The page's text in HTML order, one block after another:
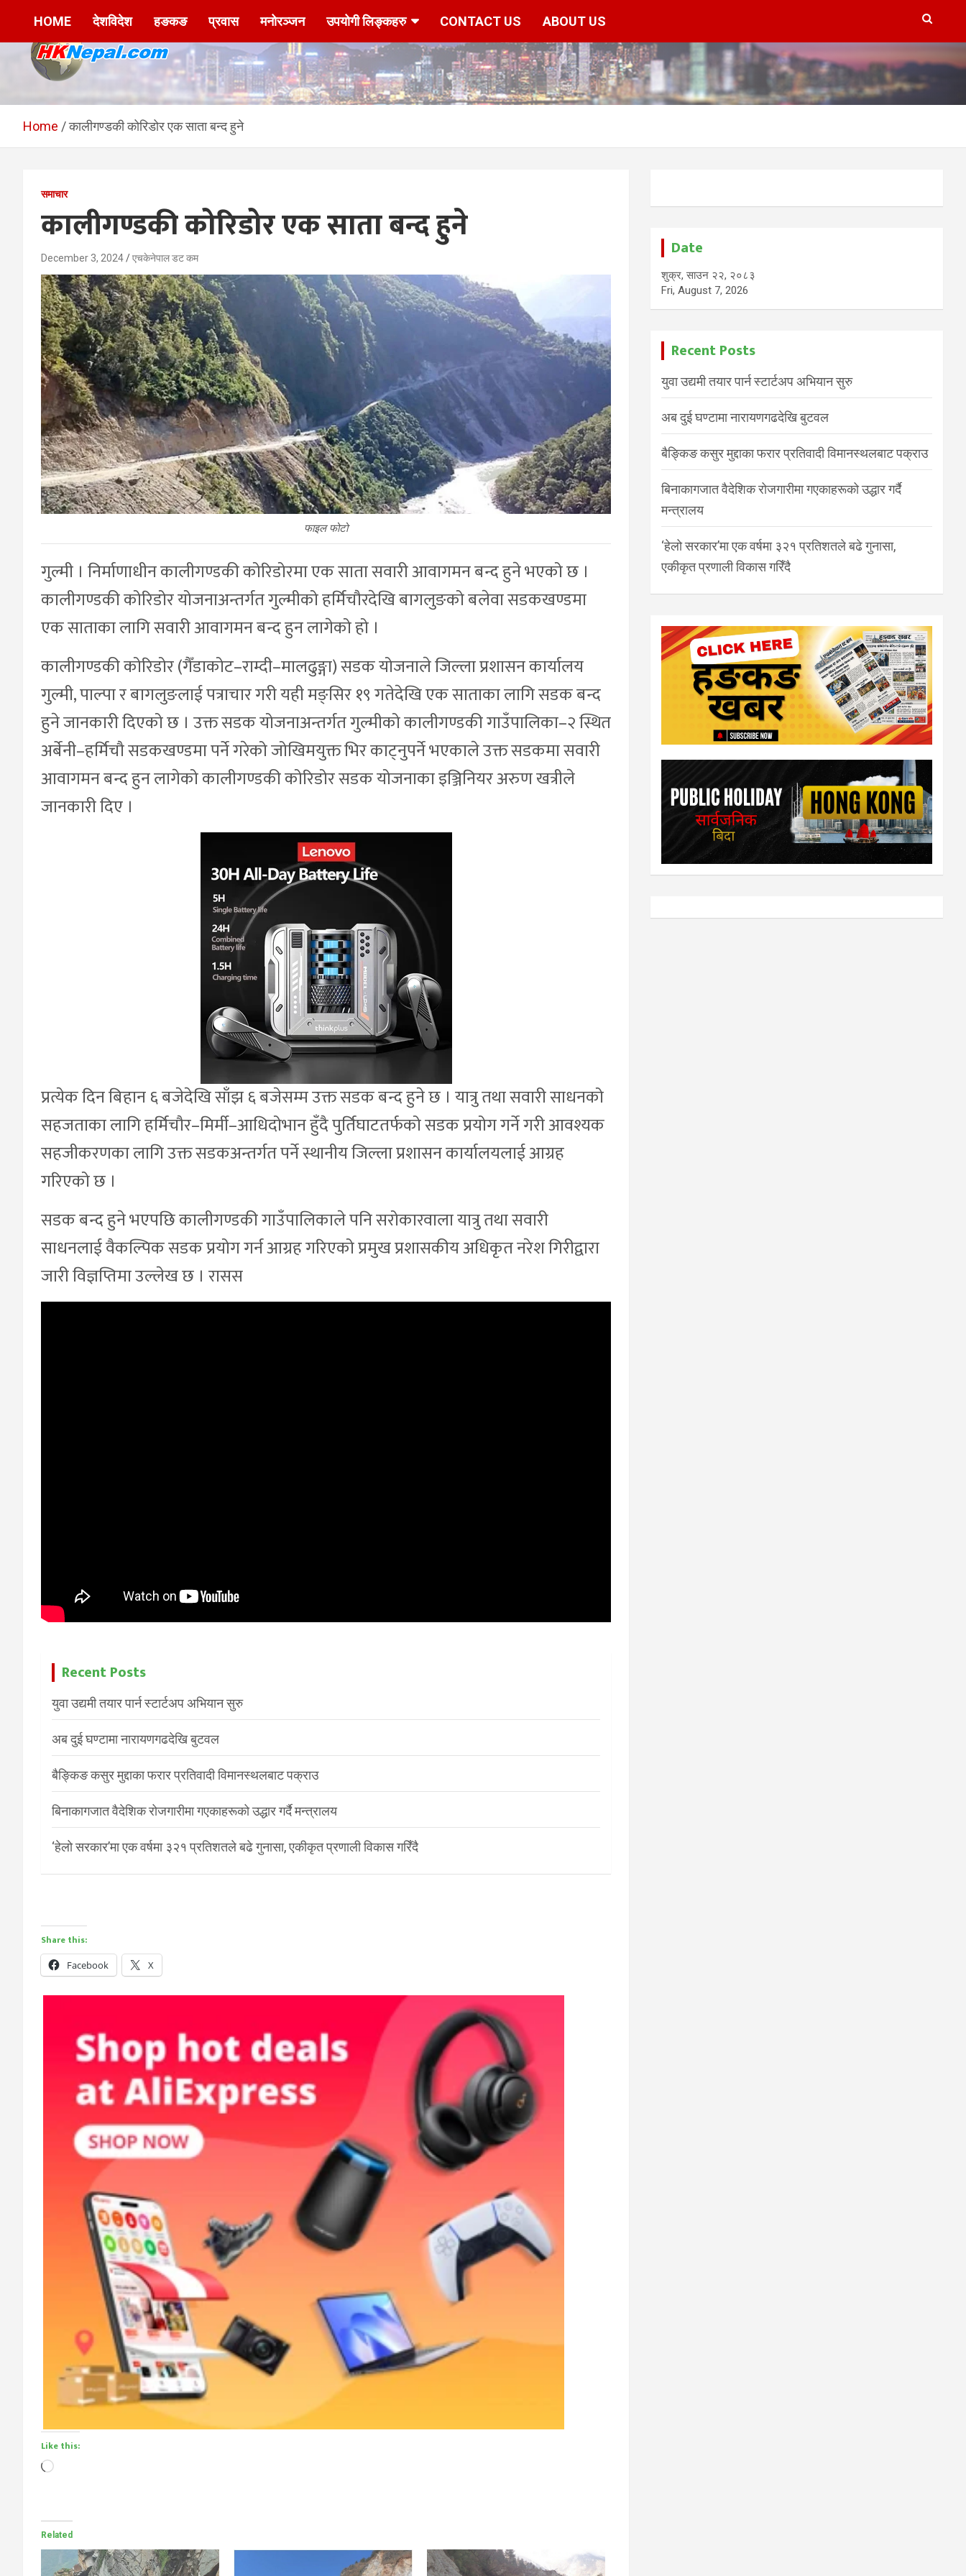
HKNepal.com –
हङकङबाट सञ्चालित पहिलो
hknepal, hknepal.com, hk nepal, hk nepal com
HOME देशविदेश हङकङ प्रवास मनोरञ्जन उपयोगी लिङ्कहरु CONTACT US ABOUT US
Home कालीगण्डकी कोरिडोर एक साता बन्द हुने
समाचार
कालीगण्डकी कोरिडोर एक साता बन्द हुने
December 3, 2024 एचकेनेपाल डट कम
फाइल फोटो
गुल्मी । निर्माणाधीन कालीगण्डकी कोरिडोरमा एक साता सवारी आवागमन बन्द हुने भएको छ ।
कालीगण्डकी कोरिडोर योजनाअन्तर्गत गुल्मीको हर्मिचौरदेखि बागलुङको बलेवा सडकखण्डमा
एक साताका लागि सवारी आवागमन बन्द हुन लागेको हो ।
कालीगण्डकी कोरिडोर (गैँडाकोट–राम्दी–मालढुङ्गा) सडक योजनाले जिल्ला प्रशासन कार्यालय
गुल्मी, पाल्पा र बागलुङलाई पत्राचार गरी यही मङ्सिर १९ गतेदेखि एक साताका लागि सडक बन्द
हुने जानकारी दिएको छ । उक्त सडक योजनाअन्तर्गत गुल्मीको कालीगण्डकी गाउँपालिका–२ स्थित
अर्बेनी–हर्मिचौ सडकखण्डमा पर्ने गरेको जोखिमयुक्त भिर काट्नुपर्ने भएकाले उक्त सडकमा सवारी
आवागमन बन्द हुन लागेको कालीगण्डकी कोरिडोर सडक योजनाका इञ्जिनियर अरुण खत्रीले
जानकारी दिए ।
प्रत्येक दिन बिहान ६ बजेदेखि साँझ ६ बजेसम्म उक्त सडक बन्द हुने छ । यात्रु तथा सवारी साधनको
सहजताका लागि हर्मिचौर–मिर्मी–आधिदोभान हुँदै पुर्तिघाटतर्फको सडक प्रयोग गर्ने गरी आवश्यक
सहजीकरणका लागि उक्त सडकअन्तर्गत पर्ने स्थानीय जिल्ला प्रशासन कार्यालयलाई आग्रह
गरिएको छ ।
सडक बन्द हुने भएपछि कालीगण्डकी गाउँपालिकाले पनि सरोकारवाला यात्रु तथा सवारी
साधनलाई वैकल्पिक सडक प्रयोग गर्न आग्रह गरिएको प्रमुख प्रशासकीय अधिकृत नरेश गिरीद्वारा
जारी विज्ञप्तिमा उल्लेख छ । रासस
Recent Posts
युवा उद्यमी तयार पार्न स्टार्टअप अभियान सुरु
अब दुई घण्टामा नारायणगढदेखि बुटवल
बैङ्किङ कसुर मुद्दाका फरार प्रतिवादी विमानस्थलबाट पक्राउ
बिनाकागजात वैदेशिक रोजगारीमा गएकाहरूको उद्धार गर्दै मन्त्रालय
‘हेलो सरकार’मा एक वर्षमा ३२१ प्रतिशतले बढे गुनासा, एकीकृत प्रणाली विकास गरिँदै
Share this:
Facebook X
Like this:
Loading…
Related
Date
शुक्र, साउन २२, २०८३
Fri, August 7, 2026
Recent Posts
युवा उद्यमी तयार पार्न स्टार्टअप अभियान सुरु
अब दुई घण्टामा नारायणगढदेखि बुटवल
बैङ्किङ कसुर मुद्दाका फरार प्रतिवादी विमानस्थलबाट पक्राउ
बिनाकागजात वैदेशिक रोजगारीमा गएकाहरूको उद्धार गर्दै
मन्त्रालय
‘हेलो सरकार’मा एक वर्षमा ३२१ प्रतिशतले बढे गुनासा,
एकीकृत प्रणाली विकास गरिँदै